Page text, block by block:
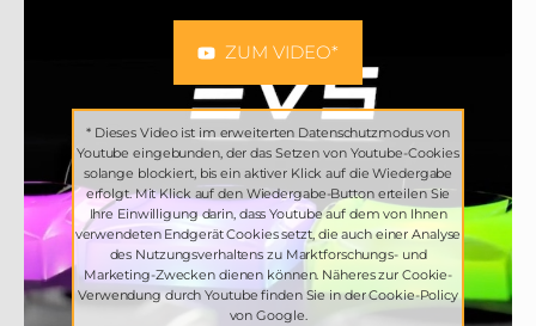
ZUM VIDEO*
* Dieses Video ist im erweiterten Datenschutzmodus von
Youtube eingebunden, der das Setzen von Youtube-Cookies
solange blockiert, bis ein aktiver Klick auf die Wiedergabe
erfolgt. Mit Klick auf den Wiedergabe-Button erteilen Sie
Ihre Einwilligung darin, dass Youtube auf dem von Ihnen
verwendeten Endgerät Cookies setzt, die auch einer Analyse
des Nutzungsverhaltens zu Marktforschungs- und
Marketing-Zwecken dienen können. Näheres zur Cookie-
Verwendung durch Youtube finden Sie in derCookie-Policy
von Google.